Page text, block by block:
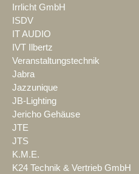
Irrlicht GmbH
ISDV
IT AUDIO
IVT Ilbertz
Veranstaltungstechnik
Jabra
Jazzunique
JB-Lighting
Jericho Gehäuse
JTE
JTS
K.M.E.
K24 Technik & Vertrieb GmbH